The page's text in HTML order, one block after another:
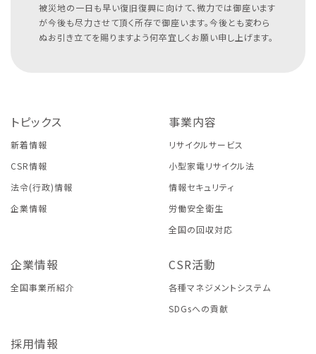
被災地の一日も早い復旧復興に向けて、微力では御座います
が今後も尽力させて頂く所存で御座います。今後とも変わら
ぬお引き立てを賜りますよう何卒宜しくお願い申し上げます。
トピックス
新着情報
CSR情報
法令(行政)情報
企業情報
事業内容
リサイクルサービス
小型家電リサイクル法
情報セキュリティ
労働安全衛生
全国の回収対応
企業情報
全国事業所紹介
CSR活動
各種マネジメントシステム
SDGsへの貢献
採用情報